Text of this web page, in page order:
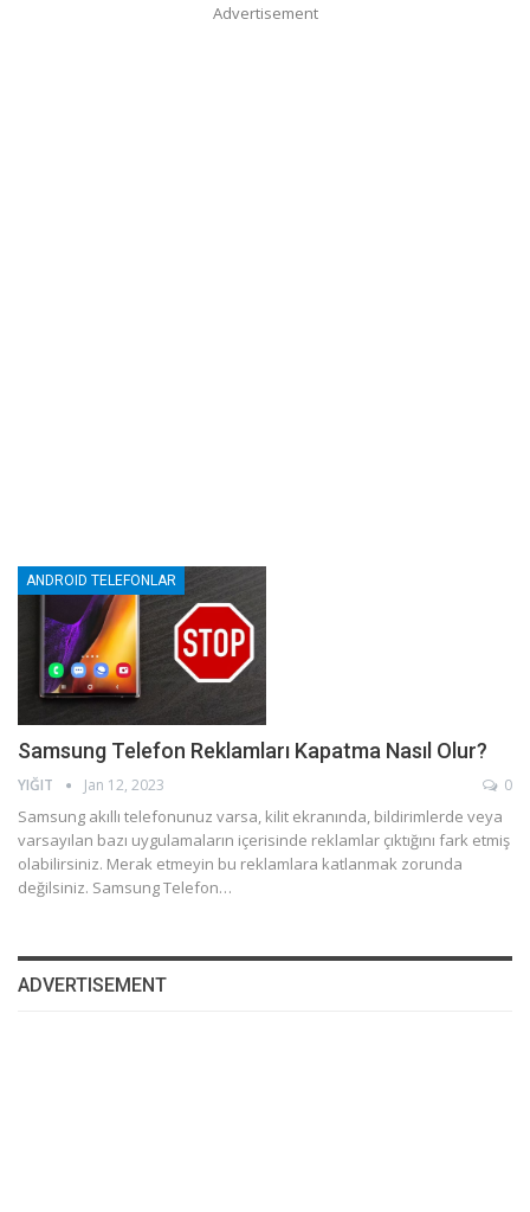
Advertisement
ANDROID TELEFONLAR
Samsung Telefon Reklamları Kapatma Nasıl Olur?
YIĞIT Jan 12, 2023 0
Samsung akıllı telefonunuz varsa, kilit ekranında, bildirimlerde veya
varsayılan bazı uygulamaların içerisinde reklamlar çıktığını fark etmiş
olabilirsiniz. Merak etmeyin bu reklamlara katlanmak zorunda
değilsiniz. Samsung Telefon…
ADVERTISEMENT